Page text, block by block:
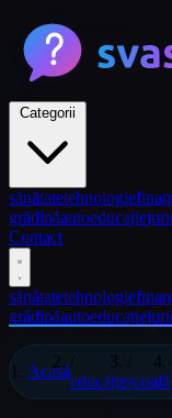
sănătatetehnologie
grădinăautoeducație
Contact
sănătatetehnologie
grădinăautoeducație
Acasă
educațieșcoală